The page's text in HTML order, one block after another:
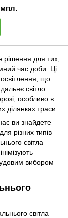
рішення для тих,
час доби. Ці
що
світло
особливо в
ділянках траси.
нас ви знайдете
різних типів
світла
вибором
світла